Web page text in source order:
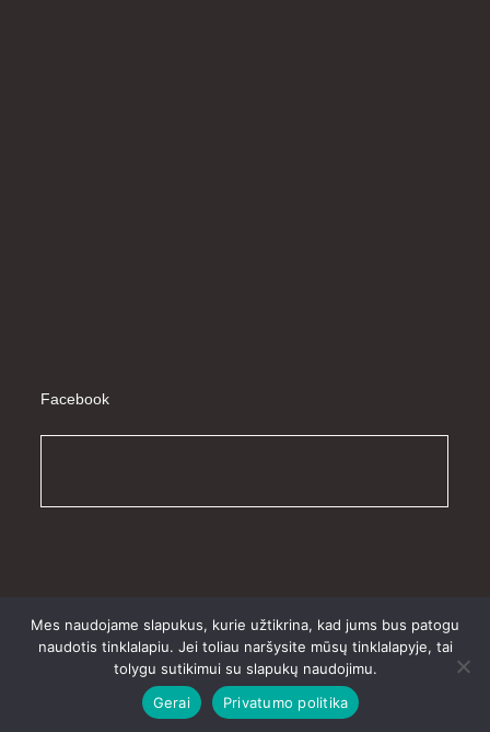
Facebook
Prekių pristatymas Pirkimo sąlygos
Prekių grąžinimas
Privatumo politika
© aloeveraproduktai 2022
Mes naudojame slapukus, kurie užtikrina, kad jums bus patogu
naudotis tinklalapiu. Jei toliau naršysite mūsų tinklalapyje, tai
tolygu sutikimui su slapukų naudojimu.
Gerai
Privatumo politika